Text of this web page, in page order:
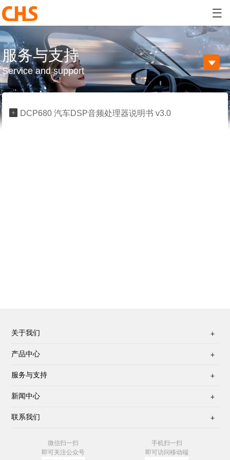

服务与支持
Service and support

 DCP680 汽车DSP音频处理器说明书 v3.0
关于我们 
产品中心 
服务与支持 
新闻中心 
联系我们 
微信扫一扫
即可关注公众号
手机扫一扫
即可访问移动端